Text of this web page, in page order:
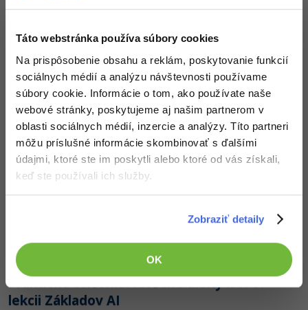
Táto webstránka používa súbory cookies
Na prispôsobenie obsahu a reklám, poskytovanie funkcií
sociálnych médií a analýzu návštevnosti používame
súbory cookie. Informácie o tom, ako používate naše
webové stránky, poskytujeme aj našim partnerom v
oblasti sociálnych médií, inzercie a analýzy. Títo partneri
môžu príslušné informácie skombinovať s ďalšími
údajmi, ktoré ste im poskytli alebo ktoré od vás získali,
keď ste používali ich služby.
Zobraziť detaily
OK
Krátký test:Kvíz - Produktivita a prax s AI
PRO
-10%
9. diel:Tvorba chatbotov a modelov GPT
Praktické cvičenie:Riešené úlohy k 7.-9.
lekcii Základov AI